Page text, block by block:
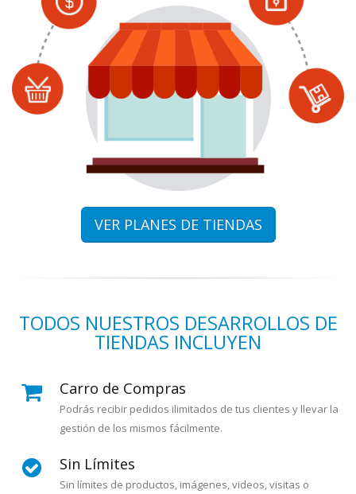
VER PLANES DE TIENDAS
TODOS NUESTROS DESARROLLOS DE
TIENDAS INCLUYEN
Carro de Compras
Podrás recibir pedidos ilimitados de tus clientes y llevar la
gestión de los mismos fácilmente.
Sin Límites
Sin límites de productos, imágenes, videos, visitas o